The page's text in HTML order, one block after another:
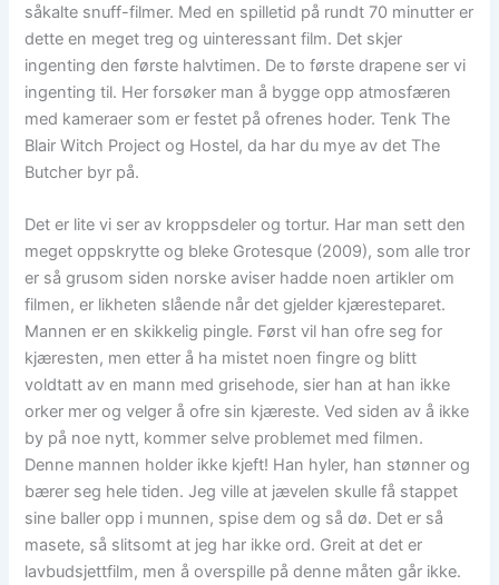
såkalte snuff-filmer. Med en spilletid på rundt 70 minutter er
dette en meget treg og uinteressant film. Det skjer
ingenting den første halvtimen. De to første drapene ser vi
ingenting til. Her forsøker man å bygge opp atmosfæren
med kameraer som er festet på ofrenes hoder. Tenk The
Blair Witch Project og Hostel, da har du mye av det The
Butcher byr på.
Det er lite vi ser av kroppsdeler og tortur. Har man sett den
meget oppskrytte og bleke Grotesque (2009), som alle tror
er så grusom siden norske aviser hadde noen artikler om
filmen, er likheten slående når det gjelder kjæresteparet.
Mannen er en skikkelig pingle. Først vil han ofre seg for
kjæresten, men etter å ha mistet noen fingre og blitt
voldtatt av en mann med grisehode, sier han at han ikke
orker mer og velger å ofre sin kjæreste. Ved siden av å ikke
by på noe nytt, kommer selve problemet med filmen.
Denne mannen holder ikke kjeft! Han hyler, han stønner og
bærer seg hele tiden. Jeg ville at jævelen skulle få stappet
sine baller opp i munnen, spise dem og så dø. Det er så
masete, så slitsomt at jeg har ikke ord. Greit at det er
lavbudsjettfilm, men å overspille på denne måten går ikke.